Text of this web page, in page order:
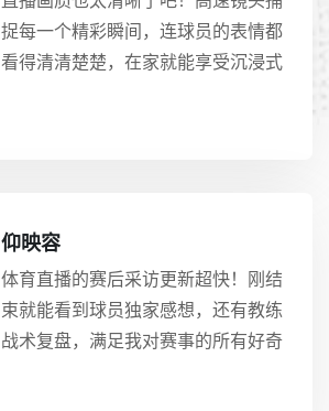
捉每一个精彩瞬间，连球员的表情都
看得清清楚楚，在家就能享受沉浸式
仰映容
体育直播的赛后采访更新超快！刚结
束就能看到球员独家感想，还有教练
战术复盘，满足我对赛事的所有好奇